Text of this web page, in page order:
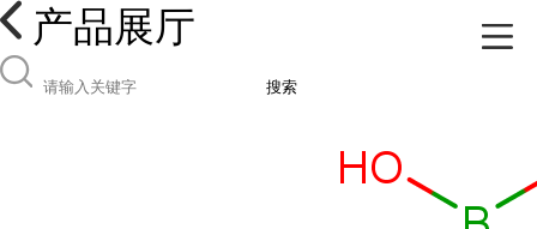
产品展厅
搜索